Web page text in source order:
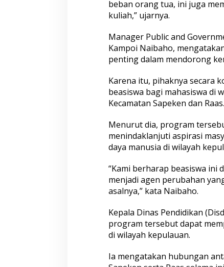
beban orang tua, ini juga
kuliah,” ujarnya.
Manager Public and
Kampoi Naibaho,
penting dalam mendorong
Karena itu, pihaknya secara
beasiswa bagi mahasiswa di
Kecamatan Sapeken dan Raas.
Menurut dia, program
menindaklanjuti aspirasi
daya manusia di wilayah
“Kami berharap beasiswa ini
menjadi agen perubahan
asalnya,” kata Naibaho.
Kepala Dinas Pendidikan
program tersebut dapat
di wilayah kepulauan.
Ia mengatakan hubungan